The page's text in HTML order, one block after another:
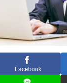
Facebook